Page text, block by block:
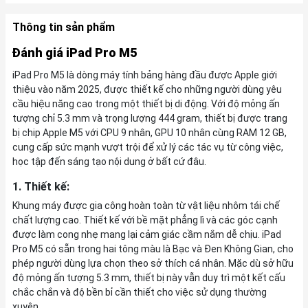
Thông tin sản phẩm
Đánh giá iPad Pro M5
iPad Pro M5 là dòng máy tính bảng hàng đầu được Apple giới
thiệu vào năm 2025, được thiết kế cho những người dùng yêu
cầu hiệu năng cao trong một thiết bị di động. Với độ mỏng ấn
tượng chỉ 5.3 mm và trọng lượng 444 gram, thiết bị được trang
bị chip Apple M5 với CPU 9 nhân, GPU 10 nhân cùng RAM 12 GB,
cung cấp sức mạnh vượt trội để xử lý các tác vụ từ công việc,
học tập đến sáng tạo nội dung ở bất cứ đâu.
1. Thiết kế:
Khung máy được gia công hoàn toàn từ vật liệu nhôm tái chế
chất lượng cao. Thiết kế với bề mặt phẳng lì và các góc cạnh
được làm cong nhẹ mang lại cảm giác cầm nắm dễ chịu. iPad
Pro M5 có sẵn trong hai tông màu là Bạc và Đen Không Gian, cho
phép người dùng lựa chọn theo sở thích cá nhân. Mặc dù sở hữu
độ mỏng ấn tượng 5.3 mm, thiết bị này vẫn duy trì một kết cấu
chắc chắn và độ bền bỉ cần thiết cho việc sử dụng thường